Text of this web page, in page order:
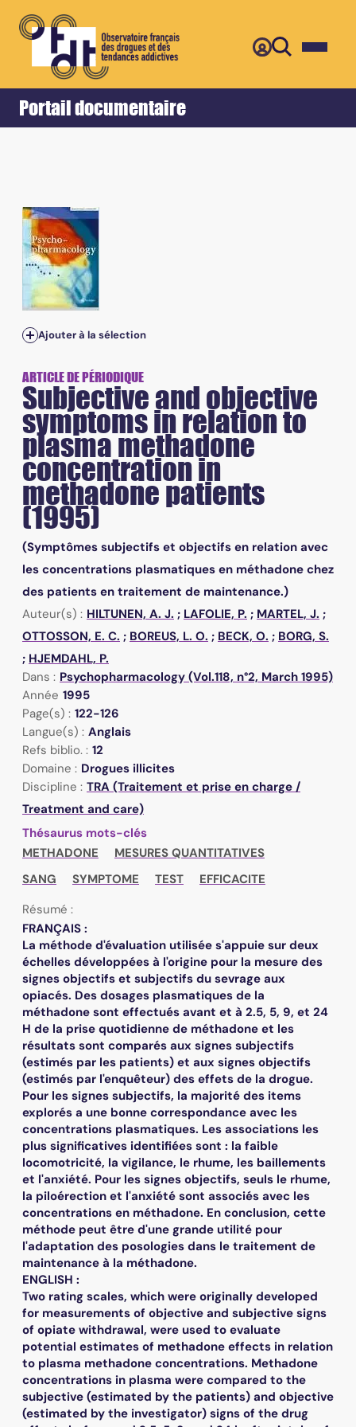
Portail documentaire
Accueil Retour
Ajouter à la sélection
ARTICLE DE PÉRIODIQUE
Subjective and objective
symptoms in relation to
plasma methadone
concentration in
methadone patients
(1995)
(Symptômes subjectifs et objectifs en relation avec
les concentrations plasmatiques en méthadone chez
des patients en traitement de maintenance.)
Auteur(s) : HILTUNEN, A. J. ; LAFOLIE, P. ; MARTEL, J. ;
OTTOSSON, E. C. ; BOREUS, L. O. ; BECK, O. ; BORG, S.
; HJEMDAHL, P.
Dans : Psychopharmacology (Vol.118, n°2, March 1995)
Année 1995
Page(s) : 122-126
Langue(s) : Anglais
Refs biblio. : 12
Domaine : Drogues illicites
Discipline : TRA (Traitement et prise en charge /
Treatment and care)
Thésaurus mots-clés
METHADONE
MESURES QUANTITATIVES
SANG
SYMPTOME TEST
EFFICACITE
Résumé :
FRANÇAIS :
La méthode d'évaluation utilisée s'appuie sur deux
échelles développées à l'origine pour la mesure des
signes objectifs et subjectifs du sevrage aux
opiacés. Des dosages plasmatiques de la
méthadone sont effectués avant et à 2.5, 5, 9, et 24
H de la prise quotidienne de méthadone et les
résultats sont comparés aux signes subjectifs
(estimés par les patients) et aux signes objectifs
(estimés par l'enquêteur) des effets de la drogue.
Pour les signes subjectifs, la majorité des items
explorés a une bonne correspondance avec les
concentrations plasmatiques. Les associations les
plus significatives identifiées sont : la faible
locomotricité, la vigilance, le rhume, les baillements
et l'anxiété. Pour les signes objectifs, seuls le rhume,
la piloérection et l'anxiété sont associés avec les
concentrations en méthadone. En conclusion, cette
méthode peut être d'une grande utilité pour
l'adaptation des posologies dans le traitement de
maintenance à la méthadone.
ENGLISH :
Two rating scales, which were originally developed
for measurements of objective and subjective signs
of opiate withdrawal, were used to evaluate
potential estimates of methadone effects in relation
to plasma methadone concentrations. Methadone
concentrations in plasma were compared to the
subjective (estimated by the patients) and objective
(estimated by the investigator) signs of the drug